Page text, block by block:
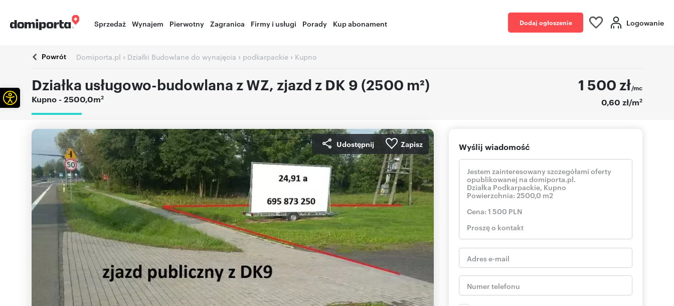
Sprzedaż Wynajem Pierwotny Zagranica Firmy i usługi Porady Kup abonament Dodaj ogłoszenie Logowanie
Powrót Domiporta.pl › Działki Budowlane do wynajęcia › podkarpackie › Kupno
Działka usługowo-budowlana z WZ, zjazd z DK 9 (2500 m²)
Kupno - 2500,0m2
1 500 zł/mc
0,60 zł/m2
Udostępnij Zapisz Wyślij wiadomość
Otwórz pasek narzędzi